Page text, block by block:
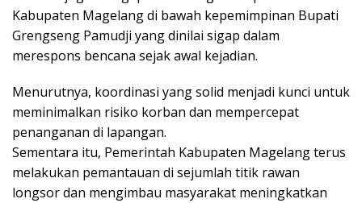
Kabupaten Magelang di bawah kepemimpinan Bupati
Grengseng Pamudji yang dinilai sigap dalam
merespons bencana sejak awal kejadian.
Menurutnya, koordinasi yang solid menjadi kunci untuk
meminimalkan risiko korban dan mempercepat
penanganan di lapangan.
Sementara itu, Pemerintah Kabupaten Magelang terus
melakukan pemantauan di sejumlah titik rawan
longsor dan mengimbau masyarakat meningkatkan